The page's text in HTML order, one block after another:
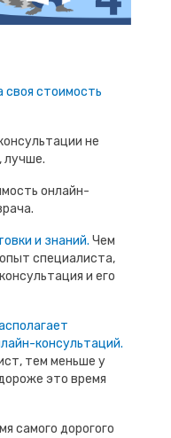
своя стоимость
не
лучше.
онлайн-
и знаний. Чем
специалиста,
и его
консультаций.
тем меньше у
это время
самого дорогого